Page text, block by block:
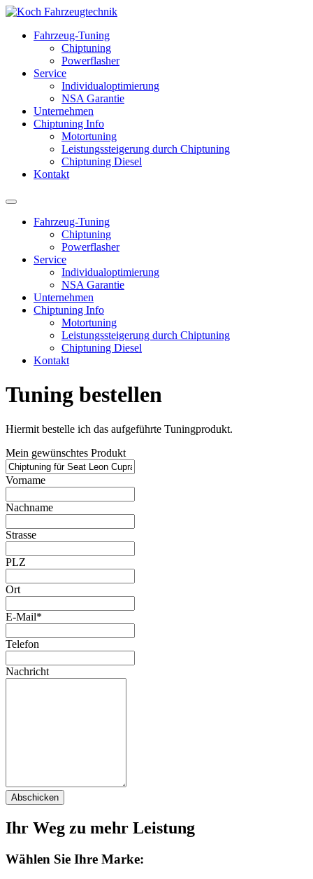
Fahrzeug-Tuning
Chiptuning
Powerflasher
Service
Individualoptimierung
NSA Garantie
Unternehmen
Chiptuning Info
Motortuning
Leistungssteigerung durch Chiptuning
Chiptuning Diesel
Kontakt
Fahrzeug-Tuning
Chiptuning
Powerflasher
Service
Individualoptimierung
NSA Garantie
Unternehmen
Chiptuning Info
Motortuning
Leistungssteigerung durch Chiptuning
Chiptuning Diesel
Kontakt
Tuning bestellen
Hiermit bestelle ich das aufgeführte Tuningprodukt.
Mein gewünschtes Produkt
Vorname
Nachname
Strasse
PLZ
Ort
E-Mail*
Telefon
Nachricht
Abschicken
Ihr Weg zu mehr Leistung
Wählen Sie Ihre Marke: